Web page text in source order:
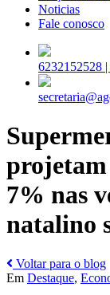
Noticias
Fale conosco
6232152528 |
projetam
7% nas
natalino
Voltar para o blog
Em Destaque,